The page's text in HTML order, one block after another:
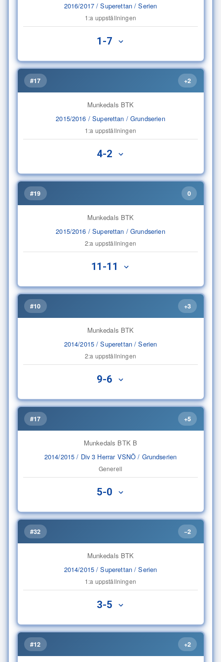
2016/2017 / Superettan / Serien
1:a uppställningen
1-7
#17 +2
Munkedals BTK
2015/2016 / Superettan / Grundserien
1:a uppställningen
4-2
#19 0
Munkedals BTK
2015/2016 / Superettan / Grundserien
2:a uppställningen
11-11
#10 +3
Munkedals BTK
2014/2015 / Superettan / Serien
2:a uppställningen
9-6
#17 +5
Munkedals BTK B
2014/2015 / Div 3 Herrar VSNÖ / Grundserien
Generell
5-0
#32 −2
Munkedals BTK
2014/2015 / Superettan / Serien
1:a uppställningen
3-5
#12 +2